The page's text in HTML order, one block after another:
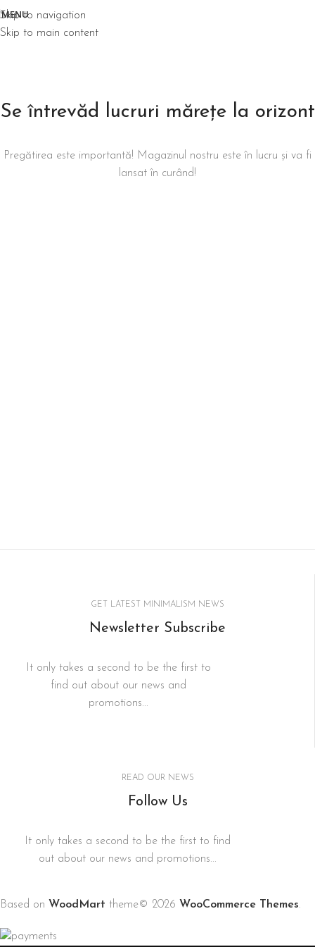
Skip to navigation
Skip to main content
MENU
Se întrevăd lucruri mărețe la orizont
Pregătirea este importantă! Magazinul nostru este în lucru și va fi
lansat în curând!
GET LATEST MINIMALISM NEWS
Newsletter Subscribe
It only takes a second to be the first to
find out about our news and
promotions...
READ OUR NEWS
Follow Us
It only takes a second to be the first to find
out about our news and promotions...
Based on WoodMart theme© 2026 WooCommerce Themes.